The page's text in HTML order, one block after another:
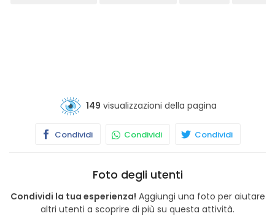
149 visualizzazioni della pagina
Condividi Condividi Condividi
Foto degli utenti
Condividi la tua esperienza! Aggiungi una foto per aiutare
altri utenti a scoprire di più su questa attività.